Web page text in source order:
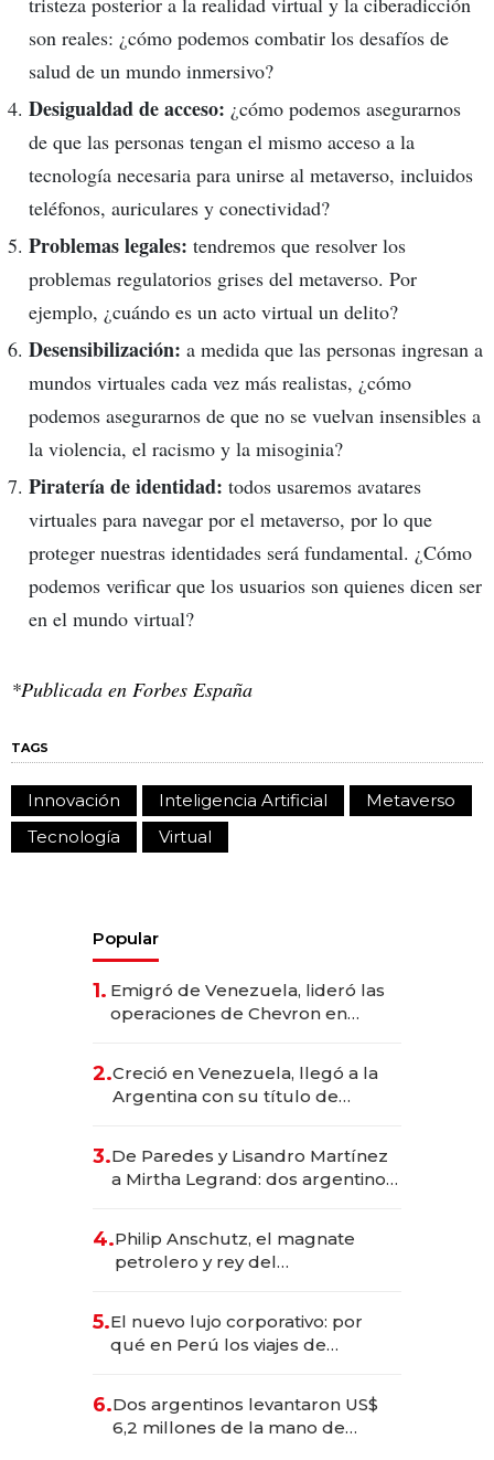
son reales: ¿cómo podemos combatir los desafíos de
salud de un mundo inmersivo?
Desigualdad de acceso: ¿cómo podemos asegurarnos
de que las personas tengan el mismo acceso a la
tecnología necesaria para unirse al metaverso, incluidos
teléfonos, auriculares y conectividad?
Problemas legales: tendremos que resolver los
problemas regulatorios grises del metaverso. Por
ejemplo, ¿cuándo es un acto virtual un delito?
Desensibilización: a medida que las personas ingresan a
mundos virtuales cada vez más realistas, ¿cómo
podemos asegurarnos de que no se vuelvan insensibles a
la violencia, el racismo y la misoginia?
Piratería de identidad: todos usaremos avatares
virtuales para navegar por el metaverso, por lo que
proteger nuestras identidades será fundamental. ¿Cómo
podemos verificar que los usuarios son quienes dicen ser
en el mundo virtual?
*Publicada en Forbes España
TAGS
Innovación Inteligencia Artificial
Metaverso
Tecnología
Virtual
Popular
1. Emigró de Venezuela, lideró las
operaciones de Chevron en
2.Creció en Venezuela, llegó a la
Argentina con su título de
las marcas "fast premium"
3.De Paredes y Lisandro Martínez
a Mirtha Legrand: dos argentinos
4.Philip Anschutz, el magnate
petrolero y rey del
Fénix
5.El nuevo lujo corporativo: por
qué en Perú los viajes de
para convertirse en experiencias
transformadoras
6.Dos argentinos levantaron US$
6,2 millones de la mano de